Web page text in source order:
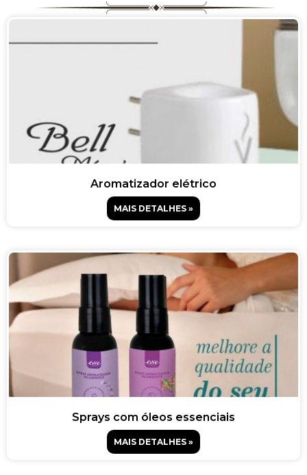
Aromatizador elétrico
MAIS DETALHES »
Sprays com óleos essenciais
MAIS DETALHES »